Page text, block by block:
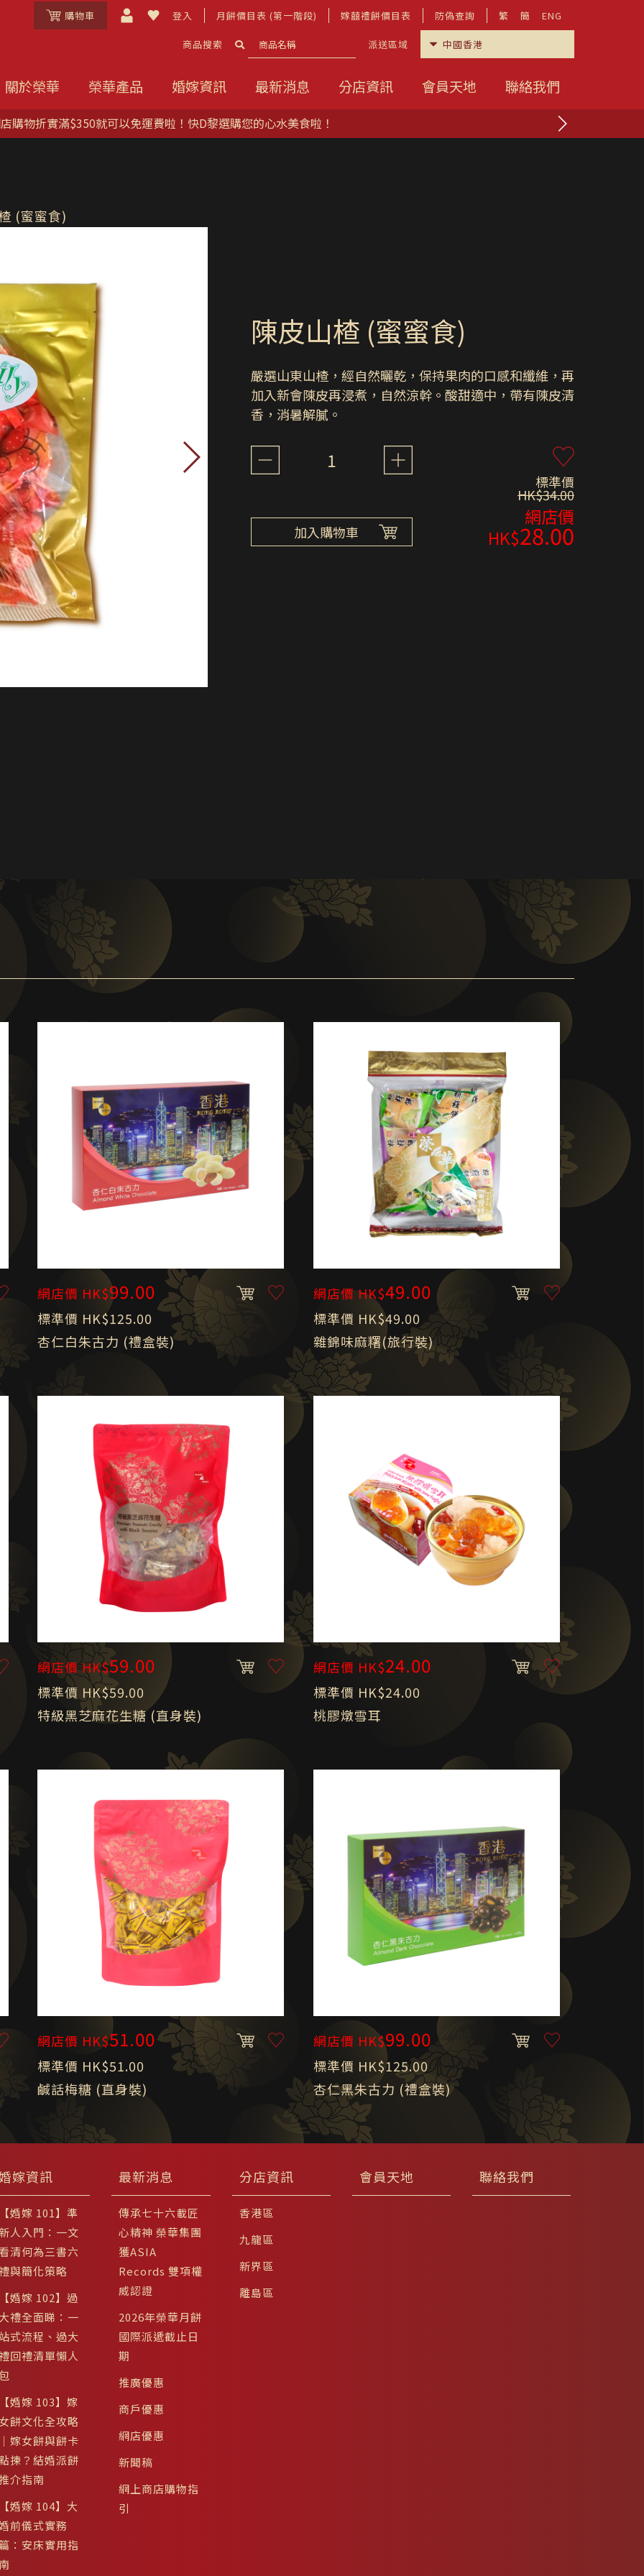
登入 月餅價目表 (第一階段) 嫁囍禮餅價目表 防偽查詢 繁 簡 ENG
購物車
派送區域
商品搜索
關於榮華 榮華產品 婚嫁資訊 最新消息 分店資訊 會員天地 聯絡我們
「榮華First Mask」全部香港製造，符合美國標準ASTM Level 3。
(蜜蜜食)
陳皮山楂 (蜜蜜食)
嚴選山東山楂，經自然曬乾，保持果肉的口感和纖維，再
加入新會陳皮再浸煮，自然涼幹。酸甜適中，帶有陳皮清
香，消暑解膩。
1
加入購物車
標準價
HK$34.00
網店價
HK$28.00
網店價 HK$99.00
標準價 HK$125.00
杏仁白朱古力 (禮盒裝)
網店價 HK$49.00
標準價 HK$49.00
雜錦味麻糬(旅行裝)
網店價 HK$59.00
標準價 HK$59.00
特級黑芝麻花生糖 (直身裝)
網店價 HK$24.00
標準價 HK$24.00
桃膠燉雪耳
網店價 HK$51.00
標準價 HK$51.00
鹹話梅糖 (直身裝)
網店價 HK$99.00
標準價 HK$125.00
杏仁黑朱古力 (禮盒裝)
嫁資訊
婚嫁 101】準
人入門：一文
清何為三書六
與簡化策略
婚嫁 102】過
禮全面睇：一
式流程、過大
回禮清單懶人
婚嫁 103】嫁
餅文化全攻略
嫁女餅與餅卡
揀？結婚派餅
介指南
婚嫁 104】大
前儀式實務
：安床實用指
最新消息
傳承七十六載匠
心精神 榮華集團
獲ASIA
Records 雙項權
威認證
2026年榮華月餅
國際派遞截止日
期
推廣優惠
商戶優惠
網店優惠
新聞稿
網上商店購物指
引
分店資訊
香港區
九龍區
新界區
離島區
會員天地 聯絡我們